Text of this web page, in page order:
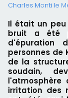
Charles Monti le
Il était un
bruit a été
d'épuration
personnes de
de la
soudain,
l'atmosphère
irritation des